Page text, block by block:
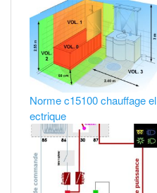
Norme c15100 chauffage el
ectrique